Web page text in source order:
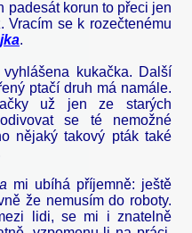
padesát korun to přeci jen
Vracím se k rozečtenému
.
kukačka. Další
ptačí druh má namále.
už jen ze starých
se té nemožné
nějaký takový pták také
mi ubíhá příjemně: ještě
že nemusím do roboty.
lidi, se mi i znatelně